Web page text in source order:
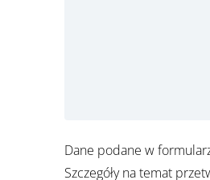
Dane podane w
Szczegóły na temat